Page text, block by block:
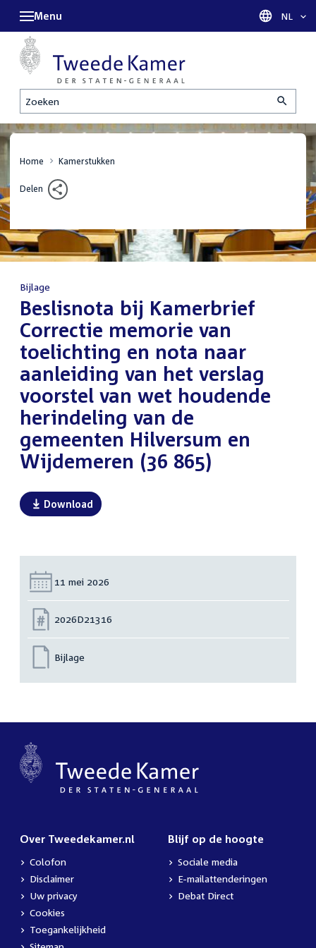
Zoeken
Menu Taal
NL
Home Kamerstukken
Delen
Bijlage
:Beslisnota bij Kamerbrief
Correctie memorie van
toelichting en nota naar
aanleiding van het verslag
voorstel van wet houdende
herindeling van de
gemeenten Hilversum en
Wijdemeren (36 865)
Download
Datum:
11 mei 2026
Nummer:
2026D21316
Bijlage
Over Tweedekamer.nl
Colofon
Disclaimer
Uw privacy
Cookies
Toegankelijkheid
Blijf op de hoogte
Sociale media
E-mailattenderingen
Debat Direct